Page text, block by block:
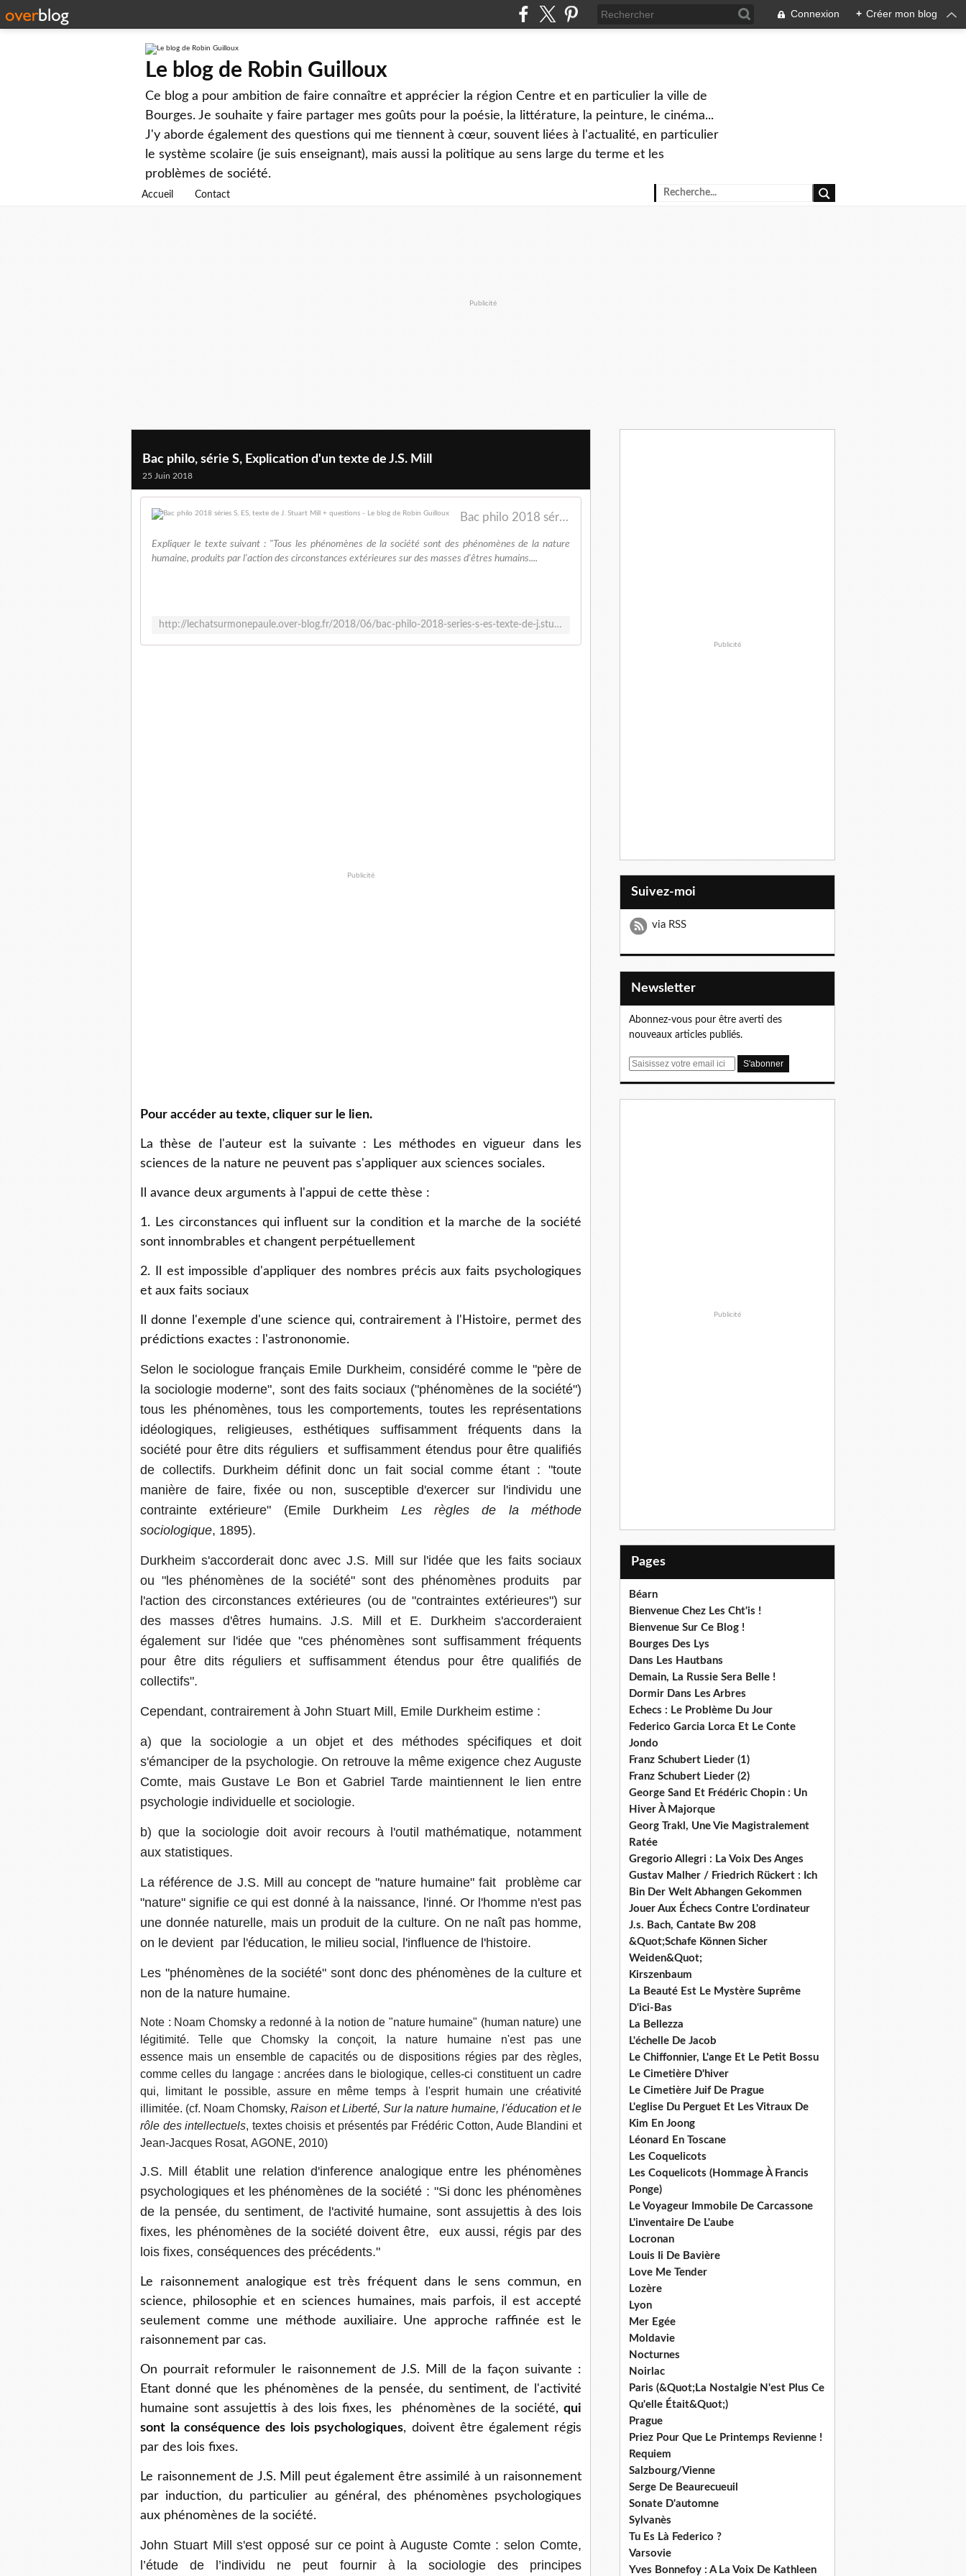
Connexion + Créer mon blog
Le blog de Robin Guilloux
Ce blog a pour ambition de faire connaître et apprécier la région Centre et en particulier la ville de
Bourges. Je souhaite y faire partager mes goûts pour la poésie, la littérature, la peinture, le cinéma...
J'y aborde également des questions qui me tiennent à cœur, souvent liées à l'actualité, en particulier
le système scolaire (je suis enseignant), mais aussi la politique au sens large du terme et les
problèmes de société.
Accueil Contact
Publicité
Bac philo, série S, Explication d'un texte de J.S. Mill
25 Juin 2018
Bac philo 2018 séries S, ES, texte de J. Stuart Mill + questions - Le blog de Robin Guilloux
Expliquer le texte suivant : "Tous les phénomènes de la société sont des phénomènes de la nature
humaine, produits par l'action des circonstances extérieures sur des masses d'êtres humains....
http://lechatsurmonepaule.over-blog.fr/2018/06/bac-philo-2018-series-s-es-texte-de-j.stuart-mill-questions.html
Publicité
Pour accéder au texte, cliquer sur le lien.
La thèse de l'auteur est la suivante : Les méthodes en vigueur dans les
sciences de la nature ne peuvent pas s'appliquer aux sciences sociales.
Il avance deux arguments à l'appui de cette thèse :
1. Les circonstances qui influent sur la condition et la marche de la société
sont innombrables et changent perpétuellement
2. Il est impossible d'appliquer des nombres précis aux faits psychologiques
et aux faits sociaux
Il donne l'exemple d'une science qui, contrairement à l'Histoire, permet des
prédictions exactes : l'astrononomie.
Selon le sociologue français Emile Durkheim, considéré comme le "père de
la sociologie moderne", sont des faits sociaux ("phénomènes de la société")
tous les phénomènes, tous les comportements, toutes les représentations
idéologiques, religieuses, esthétiques suffisamment fréquents dans la
société pour être dits réguliers et suffisamment étendus pour être qualifiés
de collectifs. Durkheim définit donc un fait social comme étant : "toute
manière de faire, fixée ou non, susceptible d'exercer sur l'individu une
contrainte extérieure" (Emile Durkheim Les règles de la méthode
sociologique, 1895).
Durkheim s'accorderait donc avec J.S. Mill sur l'idée que les faits sociaux
ou "les phénomènes de la société" sont des phénomènes produits par
l'action des circonstances extérieures (ou de "contraintes extérieures") sur
des masses d'êtres humains. J.S. Mill et E. Durkheim s'accorderaient
également sur l'idée que "ces phénomènes sont suffisamment fréquents
pour être dits réguliers et suffisamment étendus pour être qualifiés de
collectifs".
Cependant, contrairement à John Stuart Mill, Emile Durkheim estime :
a) que la sociologie a un objet et des méthodes spécifiques et doit
s'émanciper de la psychologie. On retrouve la même exigence chez Auguste
Comte, mais Gustave Le Bon et Gabriel Tarde maintiennent le lien entre
psychologie individuelle et sociologie.
b) que la sociologie doit avoir recours à l'outil mathématique, notamment
aux statistiques.
La référence de J.S. Mill au concept de "nature humaine" fait problème car
"nature" signifie ce qui est donné à la naissance, l'inné. Or l'homme n'est pas
une donnée naturelle, mais un produit de la culture. On ne naît pas homme,
on le devient par l'éducation, le milieu social, l'influence de l'histoire.
Les "phénomènes de la société" sont donc des phénomènes de la culture et
non de la nature humaine.
Note : Noam Chomsky a redonné à la notion de "nature humaine" (human nature) une
légitimité. Telle que Chomsky la conçoit, la nature humaine n'est pas une
essence mais un ensemble de capacités ou de dispositions régies par des règles,
comme celles du langage : ancrées dans le biologique, celles-ci constituent un cadre
qui, limitant le possible, assure en même temps à l'esprit humain une créativité
illimitée. (cf. Noam Chomsky, Raison et Liberté, Sur la nature humaine, l'éducation et le
rôle des intellectuels, textes choisis et présentés par Frédéric Cotton, Aude Blandini et
Jean-Jacques Rosat, AGONE, 2010)
J.S. Mill établit une relation d'inference analogique entre les phénomènes
psychologiques et les phénomènes de la société : "Si donc les phénomènes
de la pensée, du sentiment, de l'activité humaine, sont assujettis à des lois
fixes, les phénomènes de la société doivent être, eux aussi, régis par des
lois fixes, conséquences des précédents."
Le raisonnement analogique est très fréquent dans le sens commun, en
science, philosophie et en sciences humaines, mais parfois, il est accepté
seulement comme une méthode auxiliaire. Une approche raffinée est le
raisonnement par cas.
On pourrait reformuler le raisonnement de J.S. Mill de la façon suivante :
Etant donné que les phénomènes de la pensée, du sentiment, de l'activité
humaine sont assujettis à des lois fixes, les phénomènes de la société, qui
sont la conséquence des lois psychologiques, doivent être également régis
par des lois fixes.
Le raisonnement de J.S. Mill peut également être assimilé à un raisonnement
par induction, du particulier au général, des phénomènes psychologiques
aux phénomènes de la société.
John Stuart Mill s'est opposé sur ce point à Auguste Comte : selon Comte,
l’étude de l’individu ne peut fournir à la sociologie des principes
Publicité
Suivez-moi
via RSS
Newsletter
Abonnez-vous pour être averti des
nouveaux articles publiés.
E
Publicité
Pages
Béarn
Bienvenue Chez Les Cht'is !
Bienvenue Sur Ce Blog !
Bourges Des Lys
Dans Les Hautbans
Demain, La Russie Sera Belle !
Dormir Dans Les Arbres
Echecs : Le Problème Du Jour
Federico Garcia Lorca Et Le Conte
Jondo
Franz Schubert Lieder (1)
Franz Schubert Lieder (2)
George Sand Et Frédéric Chopin : Un
Hiver À Majorque
Georg Trakl, Une Vie Magistralement
Ratée
Gregorio Allegri : La Voix Des Anges
Gustav Malher / Friedrich Rückert : Ich
Bin Der Welt Abhangen Gekommen
Jouer Aux Échecs Contre L'ordinateur
J.s. Bach, Cantate Bw 208
&Quot;Schafe Können Sicher
Weiden&Quot;
Kirszenbaum
La Beauté Est Le Mystère Suprême
D'ici-Bas
La Bellezza
L'échelle De Jacob
Le Chiffonnier, L'ange Et Le Petit Bossu
Le Cimetière D'hiver
Le Cimetière Juif De Prague
L'eglise Du Perguet Et Les Vitraux De
Kim En Joong
Léonard En Toscane
Les Coquelicots
Les Coquelicots (Hommage À Francis
Ponge)
Le Voyageur Immobile De Carcassone
L'inventaire De L'aube
Locronan
Louis Ii De Bavière
Love Me Tender
Lozère
Lyon
Mer Egée
Moldavie
Nocturnes
Noirlac
Paris (&Quot;La Nostalgie N'est Plus Ce
Qu'elle Était&Quot;)
Prague
Priez Pour Que Le Printemps Revienne !
Requiem
Salzbourg/Vienne
Serge De Beaurecueuil
Sonate D'automne
Sylvanès
Tu Es Là Federico ?
Varsovie
Yves Bonnefoy : A La Voix De Kathleen